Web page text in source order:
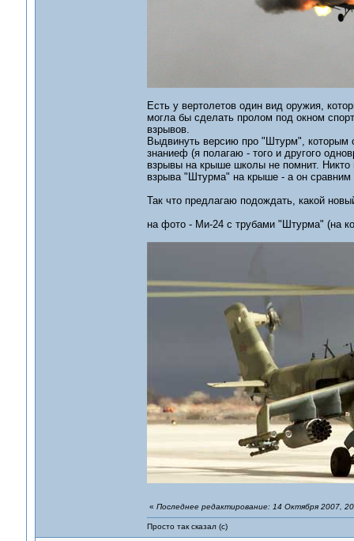
Есть у вертолетов один вид оружия,
могла бы сделать пролом под окном
взрывов.
Выдвинуть версию про "Штурм", которым
знаниеф (я полагаю - того и другого
взрывы на крыше школы не помнит. Никто
взрыва "Штурма" на крыше - а он сравним
Так что предлагаю подождать, какой
на фото - Ми-24 с трубами "Штурма" (на
« Последнее редактирование: 14 Октября 2007,
Просто так сказал (с)